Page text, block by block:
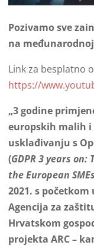
Pozivamo sve
na
Link za besplatno
https://
„3 godine
europskih malih
usklađivanju s
(GDPR 3 years
the European
2021. s početkom
Agencija za
Hrvatskom
projekta ARC –